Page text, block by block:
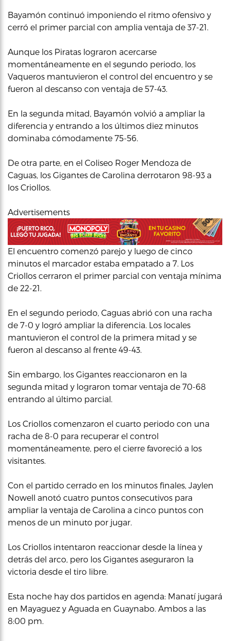
Bayamón continuó imponiendo el ritmo ofensivo y
cerró el primer parcial con amplia ventaja de 37-21.
Aunque los Piratas lograron acercarse
momentáneamente en el segundo periodo, los
Vaqueros mantuvieron el control del encuentro y se
fueron al descanso con ventaja de 57-43.
En la segunda mitad, Bayamón volvió a ampliar la
diferencia y entrando a los últimos diez minutos
dominaba cómodamente 75-56.
De otra parte, en el Coliseo Roger Mendoza de
Caguas, los Gigantes de Carolina derrotaron 98-93 a
los Criollos.
Advertisements
El encuentro comenzó parejo y luego de cinco
minutos el marcador estaba empatado a 7. Los
Criollos cerraron el primer parcial con ventaja mínima
de 22-21.
En el segundo periodo, Caguas abrió con una racha
de 7-0 y logró ampliar la diferencia. Los locales
mantuvieron el control de la primera mitad y se
fueron al descanso al frente 49-43.
Sin embargo, los Gigantes reaccionaron en la
segunda mitad y lograron tomar ventaja de 70-68
entrando al último parcial.
Los Criollos comenzaron el cuarto periodo con una
racha de 8-0 para recuperar el control
momentáneamente, pero el cierre favoreció a los
visitantes.
Con el partido cerrado en los minutos finales, Jaylen
Nowell anotó cuatro puntos consecutivos para
ampliar la ventaja de Carolina a cinco puntos con
menos de un minuto por jugar.
Los Criollos intentaron reaccionar desde la línea y
detrás del arco, pero los Gigantes aseguraron la
victoria desde el tiro libre.
Esta noche hay dos partidos en agenda: Manatí jugará
en Mayaguez y Aguada en Guaynabo. Ambos a las
8:00 pm.